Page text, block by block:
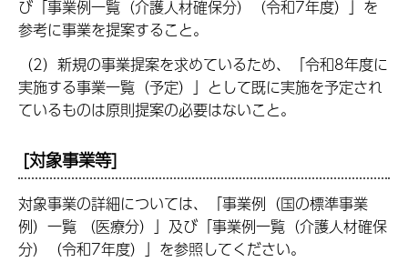
び「事業例一覧（介護人材確保分）（令和7年度）」を
参考に事業を提案すること。
（2）新規の事業提案を求めているため、「令和8年度に
実施する事業一覧（予定）」として既に実施を予定され
ているものは原則提案の必要はないこと。
[対象事業等]
対象事業の詳細については、「事業例（国の標準事業
例）一覧 （医療分）」及び「事業例一覧（介護人材確保
分）（令和7年度）」を参照してください。